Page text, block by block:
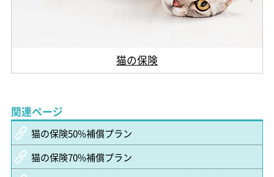
猫の保険
関連ページ
猫の保険50%補償プラン
猫の保険70%補償プラン